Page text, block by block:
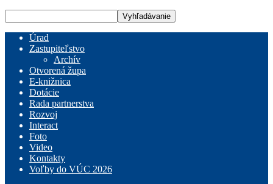
Úrad
Zastupiteľstvo
Archív
Otvorená župa
E-knižnica
Dotácie
Rada partnerstva
Rozvoj
Interact
Foto
Video
Kontakty
Voľby do VÚC 2026